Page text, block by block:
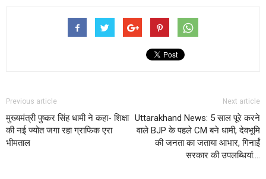
Previous article
मुख्यमंत्री पुष्कर सिंह धामी ने कहा- शिक्षा
की नई ज्योत जगा रहा ग्राफिक एरा
भीमताल
Next article
Uttarakhand News: 5 साल पूरे करने
वाले BJP के पहले CM बने धामी, देवभूमि
की जनता का जताया आभार, गिनाईं
सरकार की उपलब्धियां….